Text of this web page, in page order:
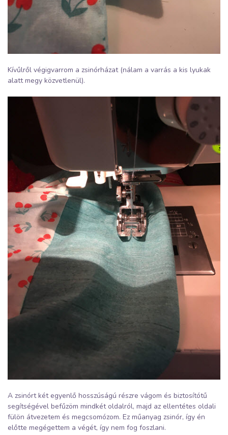
Kívűlről végigvarrom a zsinórházat (nálam a varrás a kis lyukak
alatt megy közvetlenül).
A zsinórt két egyenlő hosszúságú részre vágom és biztosítótű
segítségével befűzöm mindkét oldalról, majd az ellentétes oldali
fülön átvezetem és megcsomózom. Ez műanyag zsinór, így én
előtte megégettem a végét, így nem fog foszlani.